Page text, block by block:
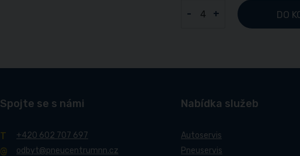
- + DO
Spojte se s námi
+420 602 707 697
odbyt@pneucentrumnn.cz
Nabídka služeb
Autoservis
Pneuservis